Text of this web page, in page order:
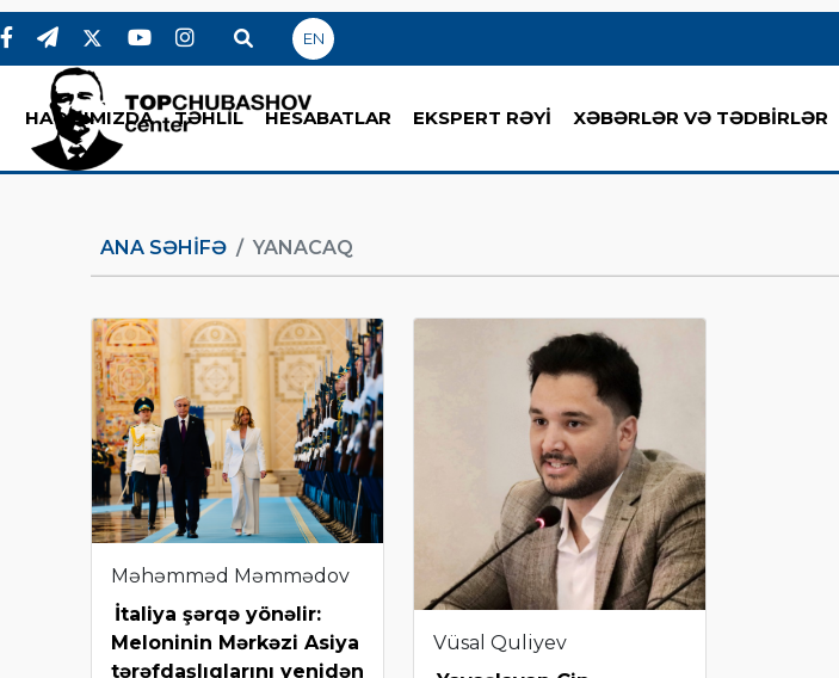
EN
HAQQIMIZDA TƏHLİL HESABATLAR EKSPERT RƏYİ XƏBƏRLƏR VƏ TƏDBİRLƏR
ANA SƏHIFƏ YANACAQ
Məhəmməd Məmmədov
İtaliya şərqə yönəlir:
Meloninin Mərkəzi Asiya
tərəfdaşlıqlarını yenidən
Vüsal Quliyev